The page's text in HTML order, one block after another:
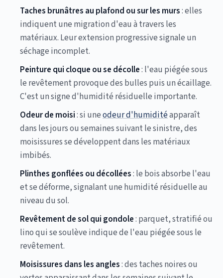
Taches brunâtres au plafond ou sur les murs: elles
indiquent une migration d'eau à travers les
matériaux. Leur extension progressive signale un
séchage incomplet.
Peinture qui cloque ou se décolle: l'eau piégée sous
le revêtement provoque des bulles puis un écaillage.
C'est un signe d'humidité résiduelle importante.
Odeur de moisi: si uneodeur d'humiditéapparaît
dans les jours ou semaines suivant le sinistre, des
moisissures se développent dans les matériaux
imbibés.
Plinthes gonflées ou décollées: le bois absorbe l'eau
et se déforme, signalant une humidité résiduelle au
niveau du sol.
Revêtement de sol qui gondole: parquet, stratifié ou
lino qui se soulève indique de l'eau piégée sous le
revêtement.
Moisissures dans les angles: des taches noires ou